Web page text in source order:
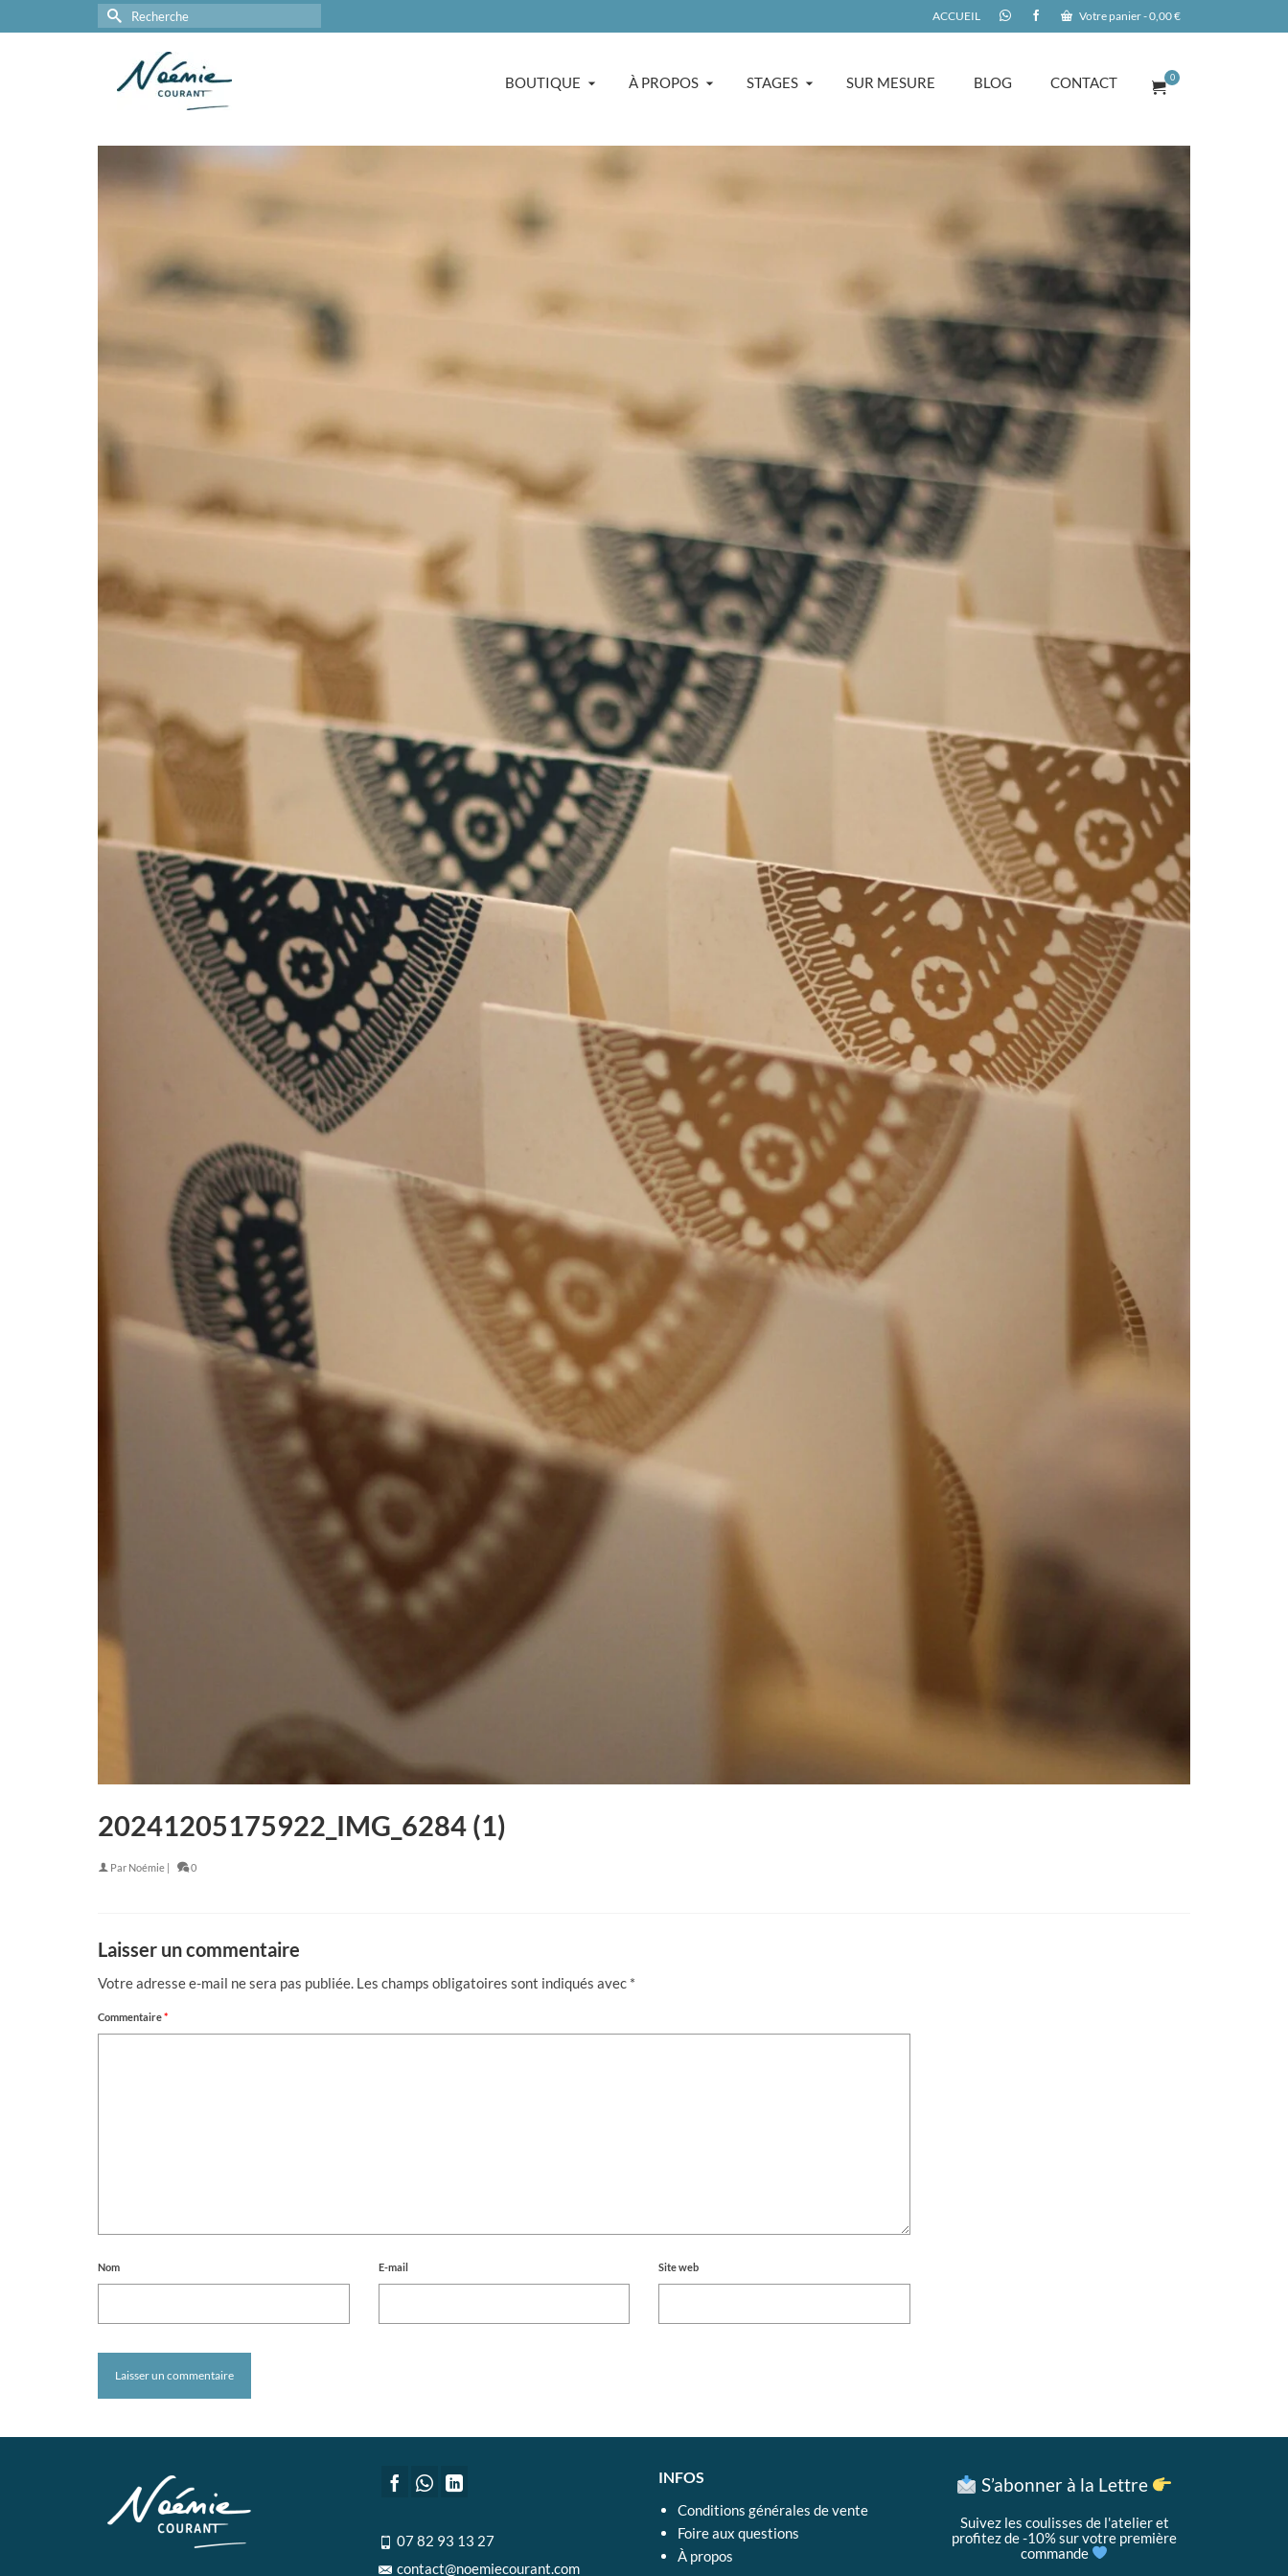
ACCUEIL Votre panier-0,00€
Rechercher :
BOUTIQUE À PROPOS STAGES SUR MESURE BLOG CONTACT 0
20241205175922_IMG_6284 (1)
Par Noémie 0
Laisser un commentaire
Votre adresse e-mail ne sera pas publiée. Les champs obligatoires sont indiqués avec *
Commentaire*
Nom E-mail Site web
07 82 93 13 27
contact@noemiecourant.com
INFOS
Conditions générales de vente
Foire aux questions
À propos
S’abonner à la Lettre
Suivez les coulisses de l'atelier et
profitez de -10% sur votre première
commande